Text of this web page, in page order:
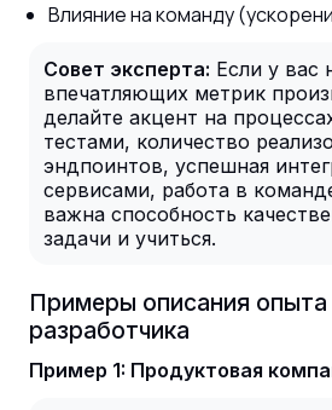
Влияние на команду
Совет эксперта: Если у вас
впечатляющих метрик
делайте акцент на
тестами, количество
эндпоинтов, успешная
сервисами, работа в
важна способность
задачи и учиться.
Примеры описания
разработчика
Пример 1: Продуктовая